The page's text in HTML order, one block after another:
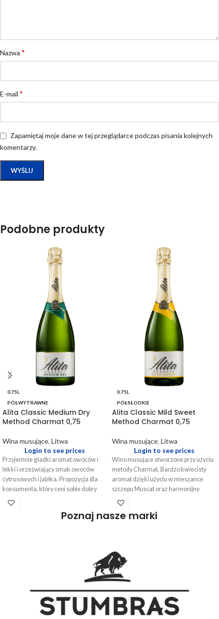
Nazwa *
E-mail *
Zapamiętaj moje dane w tej przeglądarce podczas pisania kolejnych
komentarzy.
Podobne produkty
0.75L
PÓŁWYTRAWNE
Alita Classic Medium Dry
Method Charmat 0,75
Wina musujące, Litwa
Login to see prices
Przyjemnie gładki aromat owoców i
lekki i orzeźwiający smak owoców
cytrusowych i jabłka. Propozycja dla
konsumenta, który ceni sobie dobry
smak, jednocześnie nie poszukując w
0.75L
PÓŁSŁODKIE
Alita Classic Mild Sweet
Method Charmat 0,75
Wina musujące, Litwa
Login to see prices
Wino musujące stworzone przy użyciu
metody Charmat. Bardzo kwiecisty
aromat dzięki użyciu w mieszance
szczepu Muscat oraz harmonijny
smak. Alita Mild Sweet przypadnie do
półsłodkich win musujących.
Poznaj nasze marki